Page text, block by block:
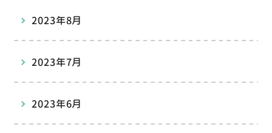
2023年8月
2023年7月
2023年6月